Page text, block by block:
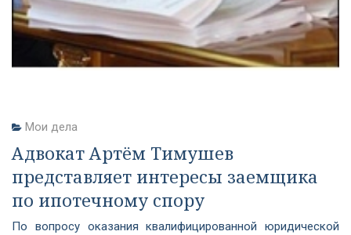
Мои дела
Адвокат Артём Тимушев
представляет интересы заемщика
по ипотечному спору
По вопросу оказания квалифицированной юридической